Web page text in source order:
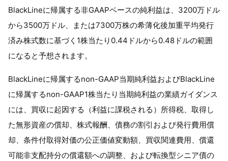
BlackLineに帰属する非GAAPベースの純利益は、3200万ドル
から3500万ドル、または7300万株の希薄化後加重平均発行
済み株式数に基づく1株当たり0.44ドルから0.48ドルの範囲
になると予想されます。
BlackLineに帰属するnon-GAAP当期純利益およびBlackLine
に帰属するnon-GAAP1株当たり当期純利益の業績ガイダンス
には、買収に起因する（利益に課税される）所得税、取得し
た無形資産の償却、株式報酬、債務の割引および発行費用償
却、条件付取得対価の公正価値変動額、買収関連費用、償還
可能非支配持分の償還額への調整、および転換型シニア債の